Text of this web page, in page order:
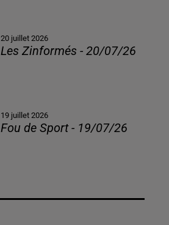
20 juillet 2026
Les Zinformés - 20/07/26
19 juillet 2026
Fou de Sport - 19/07/26